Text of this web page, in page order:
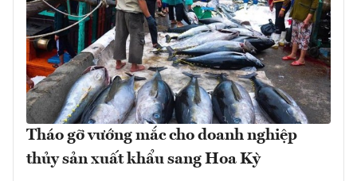
Tháo gỡ vướng mắc cho doanh nghiệp
thủy sản xuất khẩu sang Hoa Kỳ